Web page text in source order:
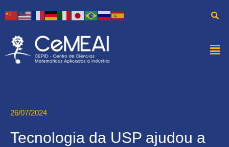
26/07/2024
Tecnologia da USP ajudou a